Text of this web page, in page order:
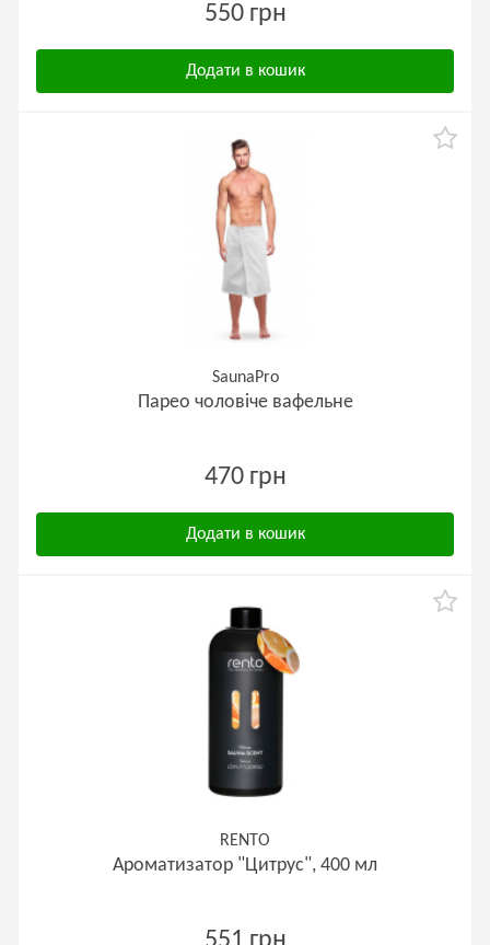
550 грн
Додати в кошик
SaunaPro
Парео чоловіче вафельне
470 грн
Додати в кошик
RENTO
Ароматизатор "Цитрус", 400 мл